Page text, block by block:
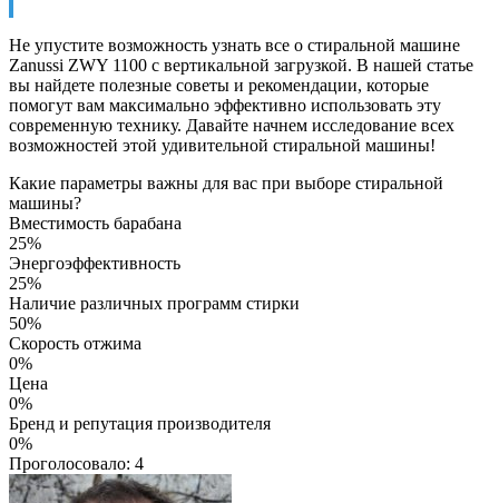
Не упустите возможность узнать все о стиральной машине
Zanussi ZWY 1100 с вертикальной загрузкой. В нашей статье
вы найдете полезные советы и рекомендации, которые
помогут вам максимально эффективно использовать эту
современную технику. Давайте начнем исследование всех
возможностей этой удивительной стиральной машины!
Какие параметры важны для вас при выборе стиральной
машины?
Вместимость барабана
25%
Энергоэффективность
25%
Наличие различных программ стирки
50%
Скорость отжима
0%
Цена
0%
Бренд и репутация производителя
0%
Проголосовало: 4